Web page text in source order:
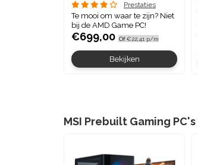
Prestaties
Te mooi om waar te zijn? Niet
bij de AMD Game PC!
€699,00 Of€22,41 p/m
Bekijken
MSI Prebuilt Gaming PC's